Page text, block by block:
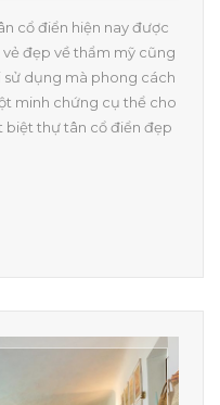
cổ điển hiện nay được
đẹp về thẩm mỹ cũng
dụng mà phong cách
minh chứng cụ thể cho
biệt thự tân cổ điển đẹp